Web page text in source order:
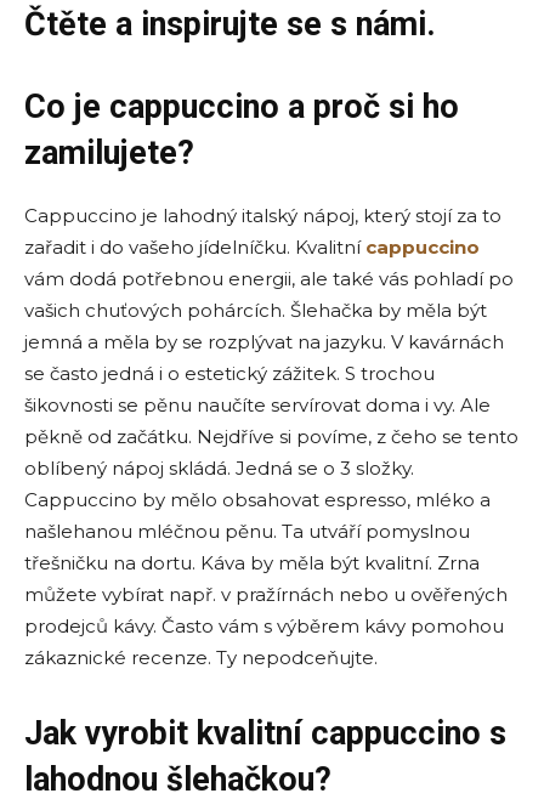
Čtěte a inspirujte se s námi.
Co je cappuccino a proč si ho
zamilujete?
Cappuccino je lahodný italský nápoj, který stojí za to
zařadit i do vašeho jídelníčku. Kvalitní cappuccino
vám dodá potřebnou energii, ale také vás pohladí po
vašich chuťových pohárcích. Šlehačka by měla být
jemná a měla by se rozplývat na jazyku. V kavárnách
se často jedná i o estetický zážitek. S trochou
šikovnosti se pěnu naučíte servírovat doma i vy. Ale
pěkně od začátku. Nejdříve si povíme, z čeho se tento
oblíbený nápoj skládá. Jedná se o 3 složky.
Cappuccino by mělo obsahovat espresso, mléko a
našlehanou mléčnou pěnu. Ta utváří pomyslnou
třešničku na dortu. Káva by měla být kvalitní. Zrna
můžete vybírat např. v pražírnách nebo u ověřených
prodejců kávy. Často vám s výběrem kávy pomohou
zákaznické recenze. Ty nepodceňujte.
Jak vyrobit kvalitní cappuccino s
lahodnou šlehačkou?